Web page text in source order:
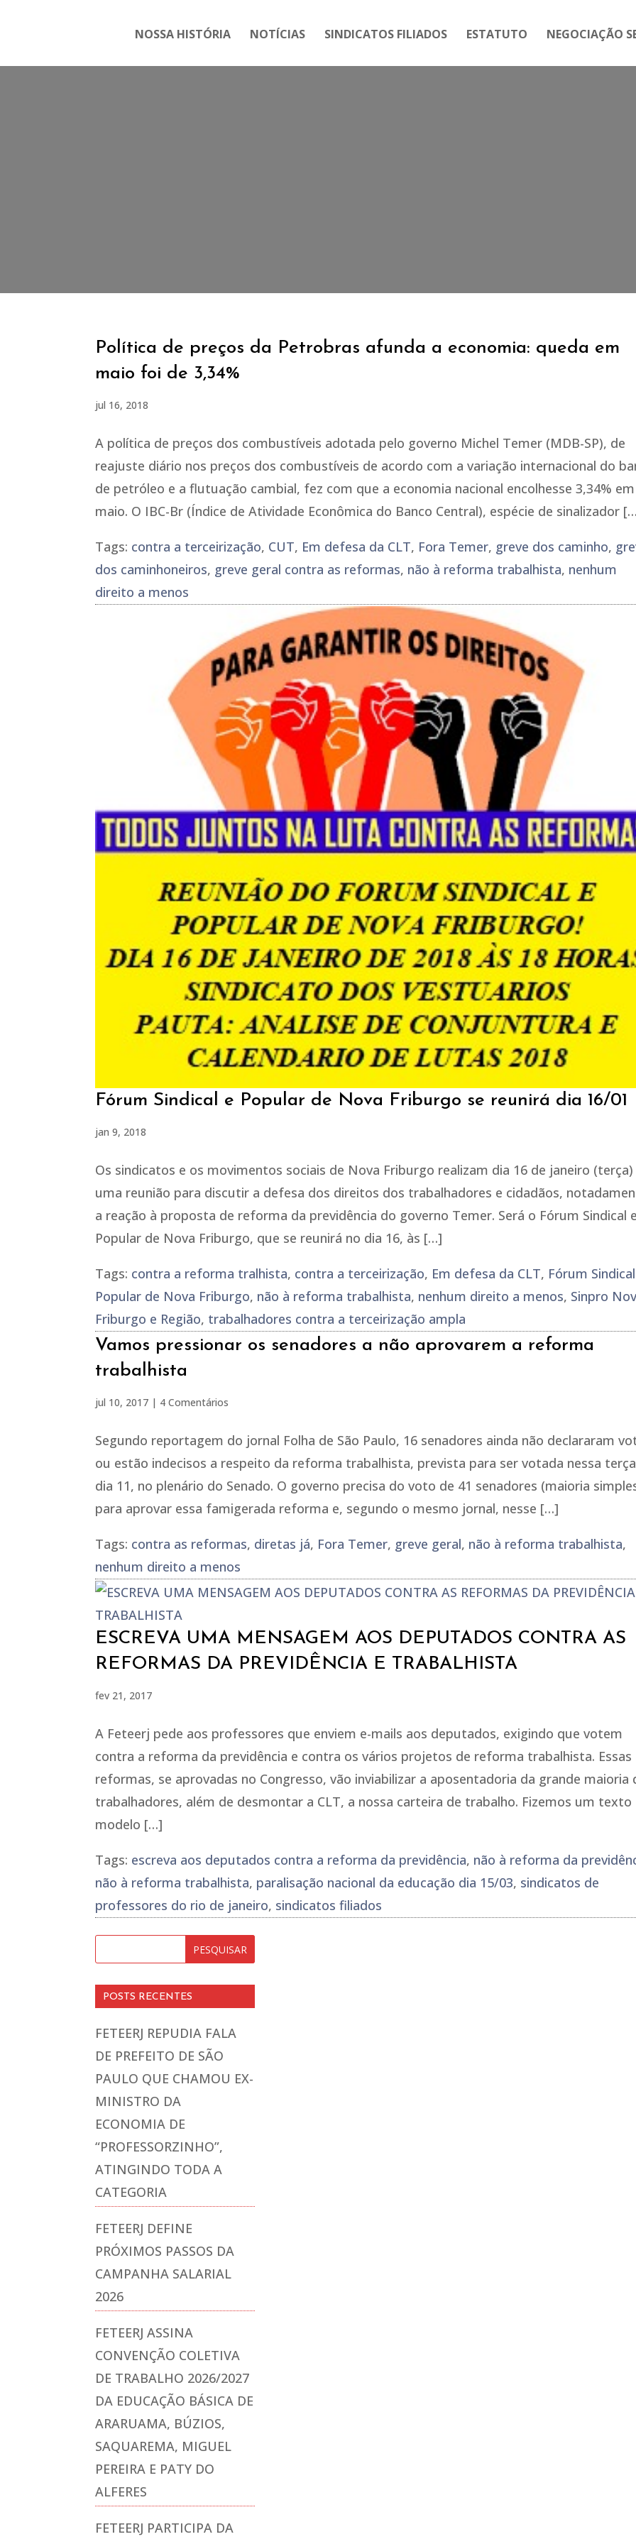
NOSSA HISTÓRIA NOTÍCIAS SINDICATOS FILIADOS ESTATUTO NEGOCIAÇÃO
Política de preços da Petrobras afunda a economia: queda em
maio foi de 3,34%
jul 16, 2018
A política de preços dos combustíveis adotada pelo governo Michel Temer (MDB-SP), de
reajuste diário nos preços dos combustíveis de acordo com a variação internacional do
de petróleo e a flutuação cambial, fez com que a economia nacional encolhesse 3,34% em
maio. O IBC-Br (Índice de Atividade Econômica do Banco Central), espécie de sinalizador
Tags: contra a terceirização, CUT, Em defesa da CLT, Fora Temer, greve dos caminho,
dos caminhoneiros, greve geral contra as reformas, não à reforma trabalhista, nenhum
direito a menos
Fórum Sindical e Popular de Nova Friburgo se reunirá dia 16/01
jan 9, 2018
Os sindicatos e os movimentos sociais de Nova Friburgo realizam dia 16 de janeiro (terça)
uma reunião para discutir a defesa dos direitos dos trabalhadores e cidadãos,
a reação à proposta de reforma da previdência do governo Temer. Será o Fórum Sindical e
Popular de Nova Friburgo, que se reunirá no dia 16, às […]
Tags: contra a reforma tralhista, contra a terceirização, Em defesa da CLT, Fórum
Popular de Nova Friburgo, não à reforma trabalhista, nenhum direito a menos, Sinpro
Friburgo e Região, trabalhadores contra a terceirização ampla
Vamos pressionar os senadores a não aprovarem a reforma
trabalhista
jul 10, 2017 | 4 Comentários
Segundo reportagem do jornal Folha de São Paulo, 16 senadores ainda não declararam
ou estão indecisos a respeito da reforma trabalhista, prevista para ser votada nessa
dia 11, no plenário do Senado. O governo precisa do voto de 41 senadores (maioria
para aprovar essa famigerada reforma e, segundo o mesmo jornal, nesse […]
Tags: contra as reformas, diretas já, Fora Temer, greve geral, não à reforma trabalhista,
nenhum direito a menos
ESCREVA UMA MENSAGEM AOS DEPUTADOS CONTRA AS
REFORMAS DA PREVIDÊNCIA E TRABALHISTA
fev 21, 2017
A Feteerj pede aos professores que enviem e-mails aos deputados, exigindo que votem
contra a reforma da previdência e contra os vários projetos de reforma trabalhista. Essas
reformas, se aprovadas no Congresso, vão inviabilizar a aposentadoria da grande maioria
trabalhadores, além de desmontar a CLT, a nossa carteira de trabalho. Fizemos um texto
modelo […]
Tags: escreva aos deputados contra a reforma da previdência, não à reforma da
não à reforma trabalhista, paralisação nacional da educação dia 15/03, sindicatos de
professores do rio de janeiro, sindicatos filiados
POSTS RECENTES
FETEERJ REPUDIA FALA
DE PREFEITO DE SÃO
PAULO QUE CHAMOU EX-
MINISTRO DA
ECONOMIA DE
“PROFESSORZINHO”,
ATINGINDO TODA A
CATEGORIA
FETEERJ DEFINE
PRÓXIMOS PASSOS DA
CAMPANHA SALARIAL
2026
FETEERJ ASSINA
CONVENÇÃO COLETIVA
DE TRABALHO 2026/2027
DA EDUCAÇÃO BÁSICA DE
ARARUAMA, BÚZIOS,
SAQUAREMA, MIGUEL
PEREIRA E PATY DO
ALFERES
FETEERJ PARTICIPA DA